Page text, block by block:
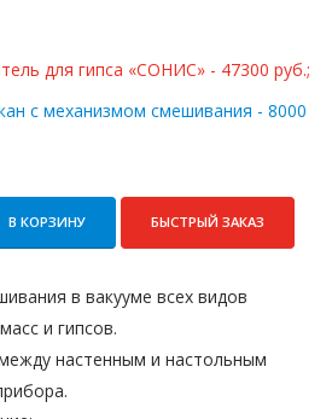
для гипса «СОНИС» - 47300 руб.;
с механизмом смешивания - 8000
В КОРЗИНУ БЫСТРЫЙ ЗАКАЗ
в вакууме всех видов
и гипсов.
настенным и настольным